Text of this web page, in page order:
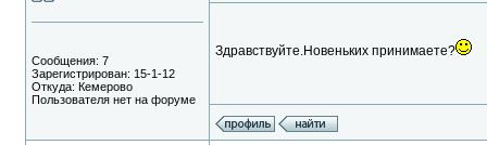
Сообщения: 7
Зарегистрирован: 15-1-12
Откуда: Кемерово
Пользователя нет на форуме
Здравствуйте.Новеньких принимаете?